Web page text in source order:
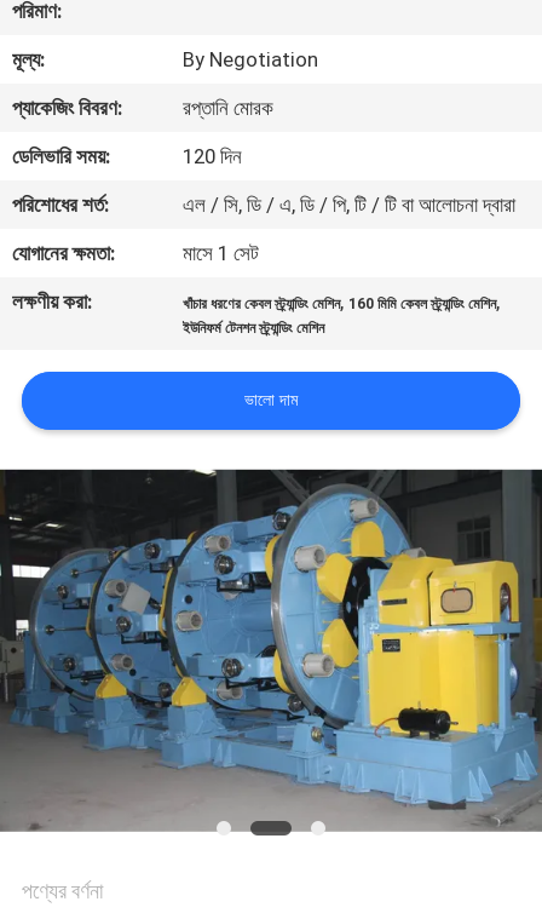
মান
নিয়ন্ত্রণ
যোগাযোগ
করুন
খবর
উদ্ধৃতির
জন্য
আবেদন
সাইট
ম্যাপ
গোপনীয়তা
নীতি
পরিমাণ:
মূল্য:
By Negotiation
প্যাকেজিং বিবরণ:
রপ্তানি মোরক
ডেলিভারি সময়:
120 দিন
পরিশোধের শর্ত:
এল / সি, ডি / এ, ডি / পি, টি / টি বা আলোচনা দ্বারা
যোগানের ক্ষমতা:
মাসে 1 সেট
লক্ষণীয় করা:
খাঁচার ধরণের কেবল স্ট্র্যান্ডিং মেশিন, 160 মিমি কেবল স্ট্র্যান্ডিং মেশিন,
ইউনিফর্ম টেনশন স্ট্র্যান্ডিং মেশিন
ভালো দাম
পণ্যের বর্ণনা